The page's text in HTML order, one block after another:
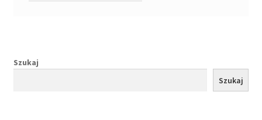
Szukaj
Szukaj